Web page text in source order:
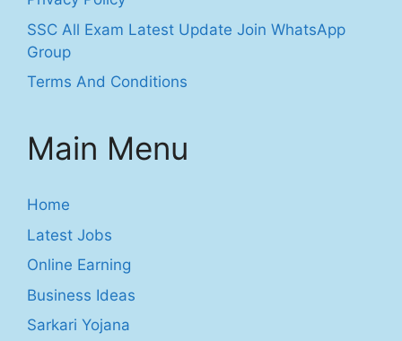
SSC All Exam Latest Update Join WhatsApp
Group
Terms And Conditions
Main Menu
Home
Latest Jobs
Online Earning
Business Ideas
Sarkari Yojana